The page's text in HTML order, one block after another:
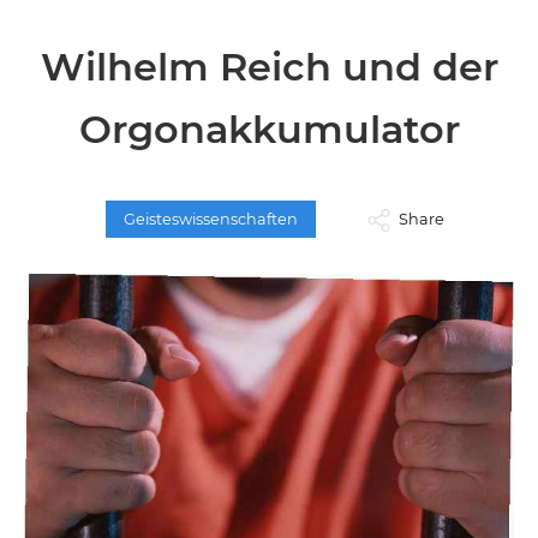
Wilhelm Reich und der
Orgonakkumulator
Geisteswissenschaften Share